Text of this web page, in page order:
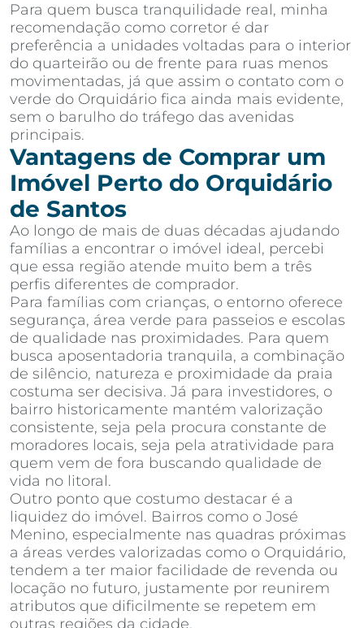
Para quem busca tranquilidade real, minha
recomendação como corretor é dar
preferência a unidades voltadas para o interior
do quarteirão ou de frente para ruas menos
movimentadas, já que assim o contato com o
verde do Orquidário fica ainda mais evidente,
sem o barulho do tráfego das avenidas
principais.
Vantagens de Comprar um
Imóvel Perto do Orquidário
de Santos
Ao longo de mais de duas décadas ajudando
famílias a encontrar o imóvel ideal, percebi
que essa região atende muito bem a três
perfis diferentes de comprador.
Para famílias com crianças, o entorno oferece
segurança, área verde para passeios e escolas
de qualidade nas proximidades. Para quem
busca aposentadoria tranquila, a combinação
de silêncio, natureza e proximidade da praia
costuma ser decisiva. Já para investidores, o
bairro historicamente mantém valorização
consistente, seja pela procura constante de
moradores locais, seja pela atratividade para
quem vem de fora buscando qualidade de
vida no litoral.
Outro ponto que costumo destacar é a
liquidez do imóvel. Bairros como o José
Menino, especialmente nas quadras próximas
a áreas verdes valorizadas como o Orquidário,
tendem a ter maior facilidade de revenda ou
locação no futuro, justamente por reunirem
atributos que dificilmente se repetem em
outras regiões da cidade.